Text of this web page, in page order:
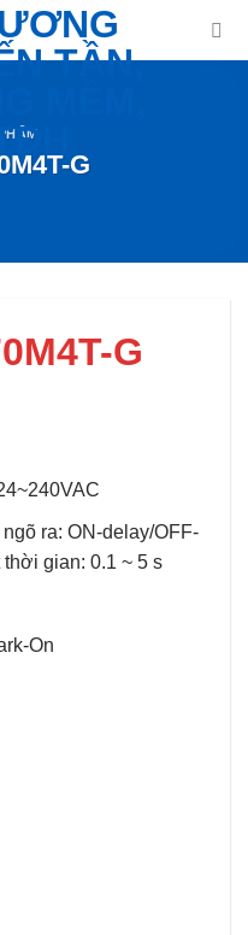
G
G
ra: ON-delay/OFF-
gian: 0.1 ~ 5 s
On